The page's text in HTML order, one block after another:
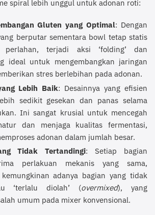
spiral lebih unggul untuk adonan roti:
Gluten yang Optimal: Dengan
berputar sementara bowl tetap statis
terjadi aksi ‘folding’ dan
ideal untuk mengembangkan jaringan
stres berlebihan pada adonan.
Lebih Baik: Desainnya yang efisien
sedikit gesekan dan panas selama
Ini sangat krusial untuk mencegah
dan menjaga kualitas fermentasi,
adonan dalam jumlah besar.
Tidak Tertandingi: Setiap bagian
perlakuan mekanis yang sama,
adanya bagian yang tidak
‘terlalu diolah’ (overmixed), yang
umum pada mixer konvensional.